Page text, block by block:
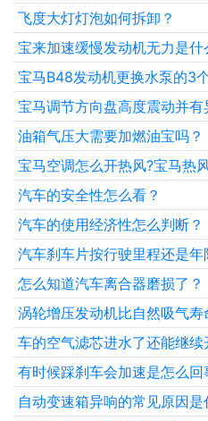
飞度大灯灯泡如何拆卸？
宝来加速缓慢发动机无力是什
宝马B48发动机更换水泵的3
宝马调节方向盘高度震动并
油箱气压大需要加燃油宝吗？
宝马空调怎么开热风?宝马热
汽车的安全性怎么看？
汽车的使用经济性怎么判断？
汽车刹车片按行驶里程还是年
怎么知道汽车离合器磨损了？
涡轮增压发动机比自然吸气寿
车的空气滤芯进水了还能继续
有时候踩刹车会加速是怎么回
自动变速箱异响的常见原因是